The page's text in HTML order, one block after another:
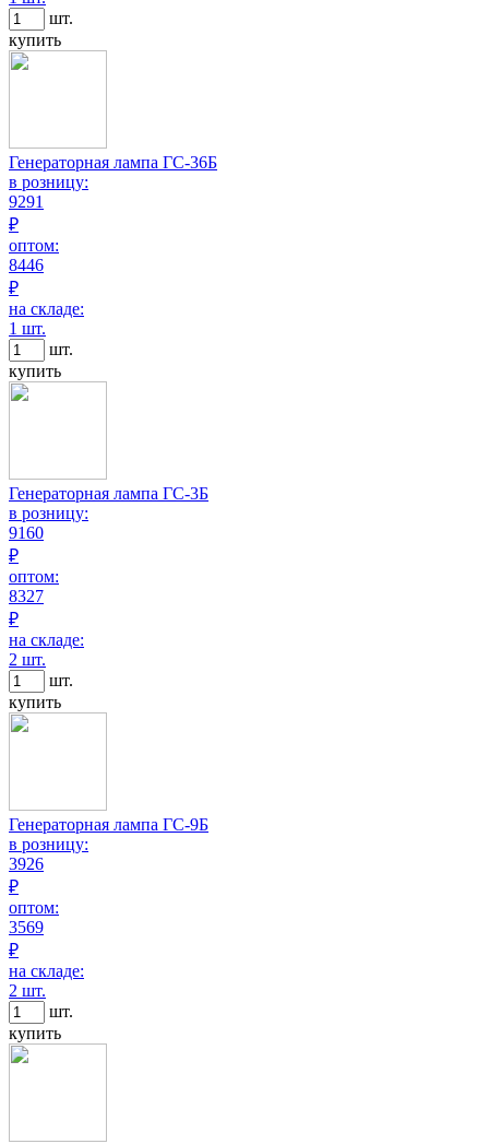
шт.
купить
Генераторная лампа ГС-36Б
в розницу:
9291
₽
оптом:
8446
₽
на складе:
1 шт.
шт.
купить
Генераторная лампа ГС-3Б
в розницу:
9160
₽
оптом:
8327
₽
на складе:
2 шт.
шт.
купить
Генераторная лампа ГС-9Б
в розницу:
3926
₽
оптом:
3569
₽
на складе:
2 шт.
шт.
купить